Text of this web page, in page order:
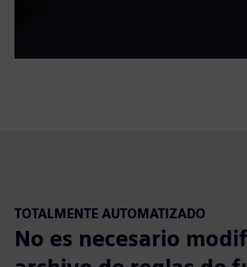
TOTALMENTE AUTOMATIZADO
No es necesario